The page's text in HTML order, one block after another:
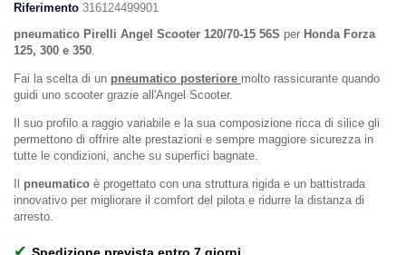
Riferimento 316124499901
pneumatico Pirelli Angel Scooter 120/70-15 56S per Honda Forza
125, 300 e 350.
Fai la scelta di un pneumatico posteriore molto rassicurante quando
guidi uno scooter grazie all'Angel Scooter.
Il suo profilo a raggio variabile e la sua composizione ricca di silice gli
permettono di offrire alte prestazioni e sempre maggiore sicurezza in
tutte le condizioni, anche su superfici bagnate.
pneumatico è progettato con una struttura rigida e un battistrada
innovativo per migliorare il comfort del pilota e ridurre la distanza di
arresto.
✔